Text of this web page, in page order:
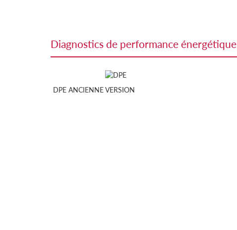
diagnostics de performance énergétique
DPE ANCIENNE VERSION